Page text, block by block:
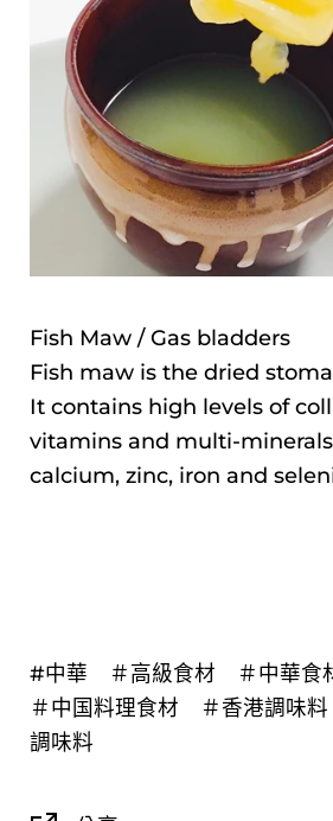
Fish Maw / Gas bladders
Fish maw is the dried
It contains high levels of
vitamins and multi-
calcium, zinc, iron and
#中華 ＃高級食材 ＃中華
＃中国料理食材 ＃香港調味
調味料